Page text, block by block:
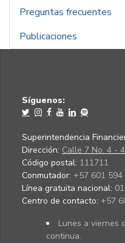
Preguntas frecuentes
Publicaciones
Síguenos:
Superintendencia
Dirección: Calle 7 No. 4 -
Código postal: 111711
Conmutador: +57 601
Línea gratuita nacional:
Centro de contacto: +57
Lunes a viernes
continua.